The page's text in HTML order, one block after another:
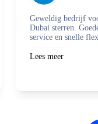
Geweldig bedrijf
Dubai sterren.
service en snelle
Lees meer